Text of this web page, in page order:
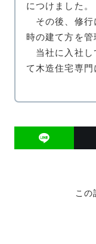
につけました。
その後、修行
時の建て方を管
当社に入社し
て木造住宅専門
この